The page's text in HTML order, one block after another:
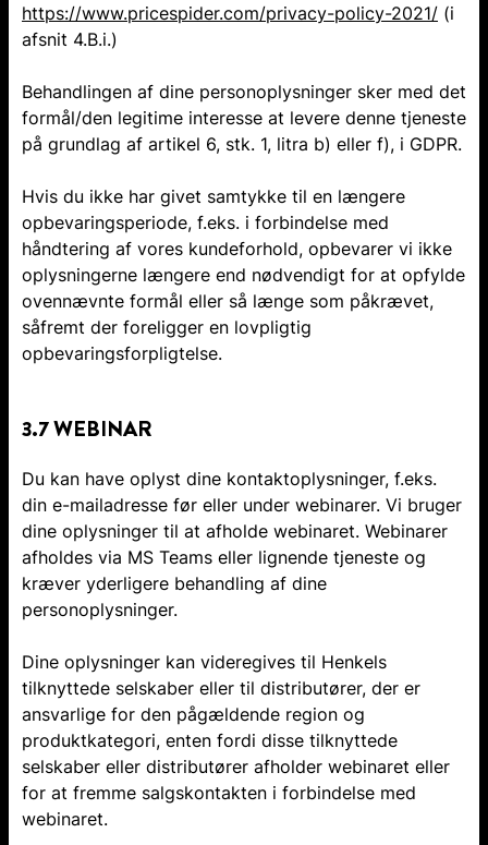
https://www.pricespider.com/privacy-policy-2021/ (i
afsnit 4.B.i.)
Behandlingen af dine personoplysninger sker med det
formål/den legitime interesse at levere denne tjeneste
på grundlag af artikel 6, stk. 1, litra b) eller f), i GDPR.
Hvis du ikke har givet samtykke til en længere
opbevaringsperiode, f.eks. i forbindelse med
håndtering af vores kundeforhold, opbevarer vi ikke
oplysningerne længere end nødvendigt for at opfylde
ovennævnte formål eller så længe som påkrævet,
såfremt der foreligger en lovpligtig
opbevaringsforpligtelse.
3.7 WEBINAR
Du kan have oplyst dine kontaktoplysninger, f.eks.
din e-mailadresse før eller under webinarer. Vi bruger
dine oplysninger til at afholde webinaret. Webinarer
afholdes via MS Teams eller lignende tjeneste og
kræver yderligere behandling af dine
personoplysninger.
Dine oplysninger kan videregives til Henkels
tilknyttede selskaber eller til distributører, der er
ansvarlige for den pågældende region og
produktkategori, enten fordi disse tilknyttede
selskaber eller distributører afholder webinaret eller
for at fremme salgskontakten i forbindelse med
webinaret.